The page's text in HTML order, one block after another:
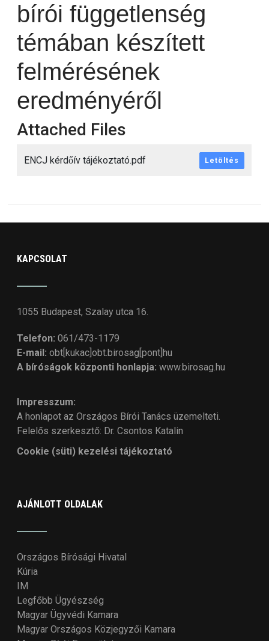
bírói függetlenség
témában készített
felmérésének
eredményéről
Attached Files
ENCJ kérdőív tájékoztató.pdf Letöltés
KAPCSOLAT
1055 Budapest, Szalay utca 16.
Telefon: 061/473-1179
E-mail: obt[kukac]obt.birosag[pont]hu
A bíróságok központi honlapja: www.birosag.hu
Impresszum:
A honlapot az Országos Bírói Tanács üzemelteti.
Felelős szerkesztő: Dr. Csontos Katalin
Cookie (süti) kezelési tájékoztató
AJÁNLOTT OLDALAK
Országos Bírósági Hivatal
Kúria
IM
Legfőbb Ügyészség
Magyar Ügyvédi Kamara
Magyar Országos Közjegyzői Kamara